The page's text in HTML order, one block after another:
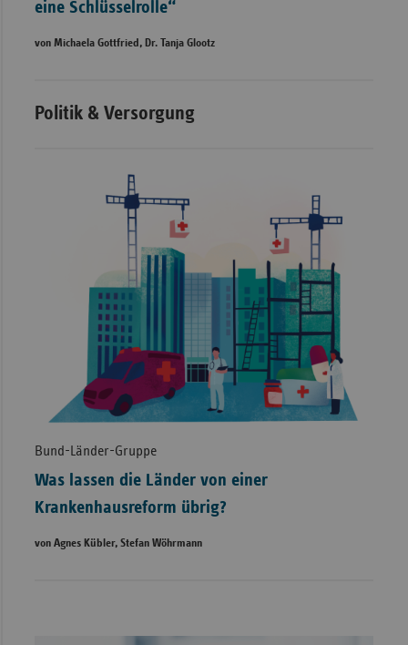
eine Schlüsselrolle“
von Michaela Gottfried, Dr. Tanja Glootz
Politik & Versorgung
Bund-Länder-Gruppe
Was lassen die Länder von einer
Krankenhausreform übrig?
von Agnes Kübler, Stefan Wöhrmann